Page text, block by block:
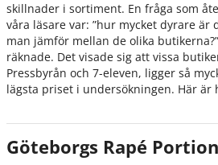
Kaliber Portion i Stockholm
Kaliber Vit Portion i Stockholm
LD Portion i Stockholm
Kronan Portion i Stockholm
Kronan Vit Portion i Stockholm
skillnader i sortiment. En fråga som
våra läsare var: ”hur mycket dyrare är
man jämför mellan de olika
räknade. Det visade sig att vissa
Pressbyrån och 7-eleven, ligger så
lägsta priset i undersökningen. Här är
Göteborgs Rapé